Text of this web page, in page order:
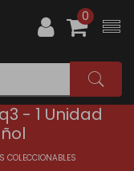
0
- 1 Unidad
COLECCIONABLES